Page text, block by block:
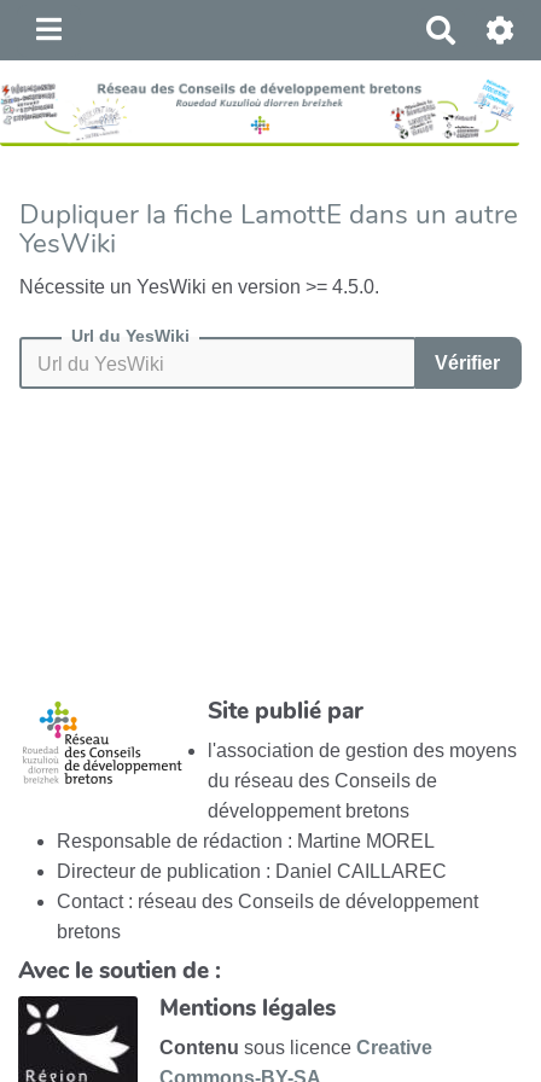
e
h
e
c
h
Dupliquer la fiche LamottE dans un autre
YesWiki
Nécessite un YesWiki en version >= 4.5.0.
Url du YesWiki
Vérifier
Site publié par
l'association de gestion des moyens
du réseau des Conseils de
développement bretons
Responsable de rédaction : Martine MOREL
Directeur de publication : Daniel CAILLAREC
Contact : réseau des Conseils de développement
bretons
Avec le soutien de :
Mentions légales
Contenu sous licence Creative